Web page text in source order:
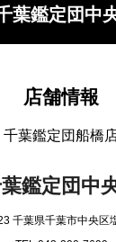
葉鑑定団中
店舗情報
千葉鑑定団船橋
鑑定団中
千葉県千葉市中央区